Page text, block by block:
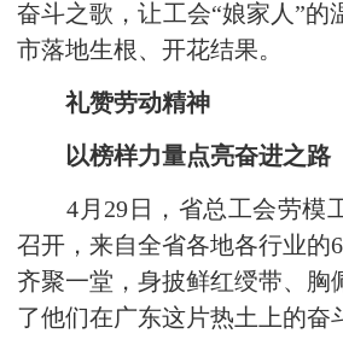
奋斗之歌，让工会“娘家人”的
市落地生根、开花结果。
礼赞劳动精神
以榜样力量点亮奋进之路
4月29日，省总工会劳模
召开，来自全省各地各行业的
齐聚一堂，身披鲜红绶带、胸
了他们在广东这片热土上的奋